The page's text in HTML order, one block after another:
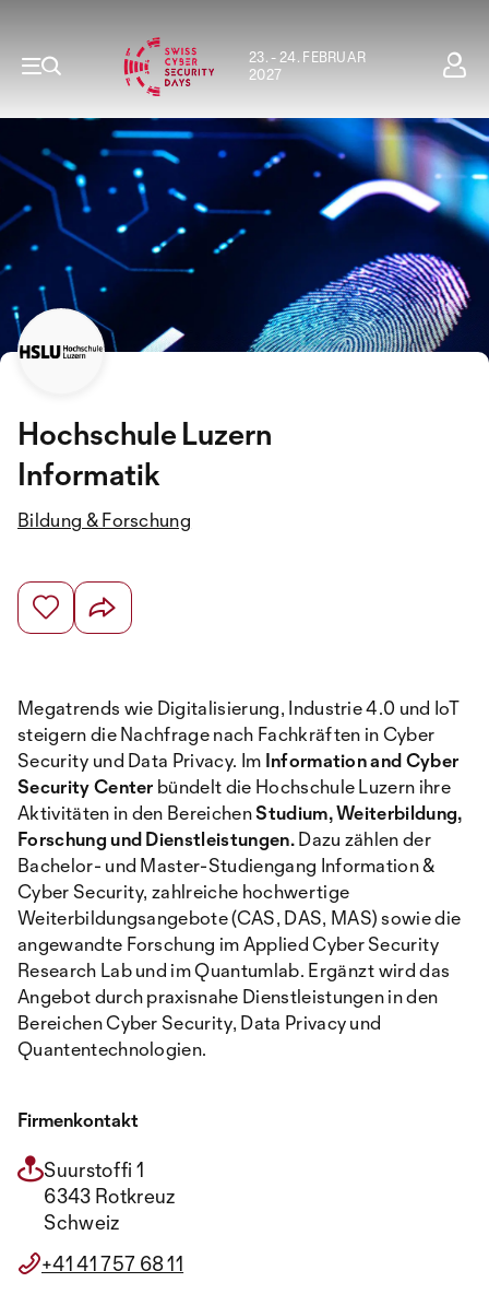
23. - 24. FEBRUAR
2027
Hochschule Luzern
Informatik
Bildung & Forschung
Megatrends wie Digitalisierung, Industrie 4.0 und IoT
steigern die Nachfrage nach Fachkräften in Cyber
Security und Data Privacy. Im Information and Cyber
Security Center bündelt die Hochschule Luzern ihre
Aktivitäten in den BereichenStudium, Weiterbildung,
Forschung und Dienstleistungen.Dazu zählen der
Bachelor- und Master-Studiengang Information &
Cyber Security, zahlreiche hochwertige
Weiterbildungsangebote (CAS, DAS, MAS) sowie die
angewandte Forschung im Applied Cyber Security
Research Lab und im Quantumlab. Ergänzt wird das
Angebot durch praxisnahe Dienstleistungen in den
Bereichen Cyber Security, Data Privacy und
Quantentechnologien.
Firmenkontakt
Suurstoffi 1
6343 Rotkreuz
Schweiz
+41 41 757 68 11